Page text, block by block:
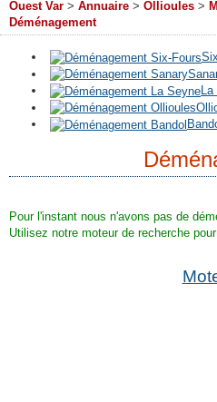
Ouest Var > Annuaire > Ollioules >
Déménagement
Pour l'instant nous n'avons pas de
Utilisez notre moteur de recherche